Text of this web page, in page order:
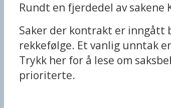
Rundt en fjerdedel av
Saker der kontrakt er inngått
rekkefølge. Et vanlig unntak
Trykk her for å lese om
prioriterte.